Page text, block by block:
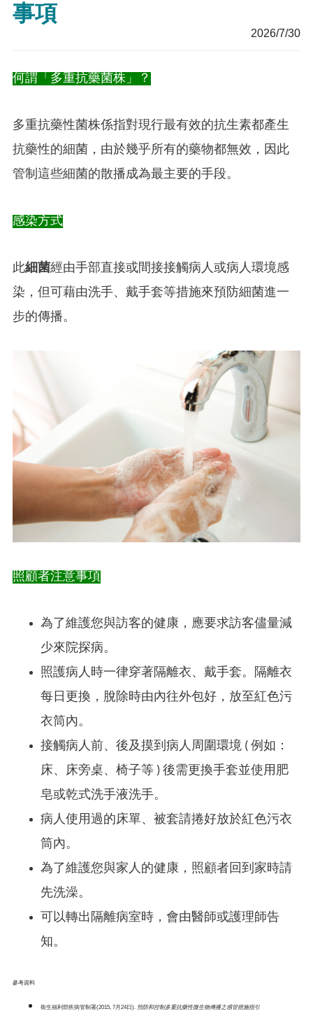
事項
2026/7/30
何謂「多重抗藥菌株」？
多重抗藥性菌株係指對現行最有效的抗生素都產生
抗藥性的細菌，由於幾乎所有的藥物都無效，因此
管制這些細菌的散播成為最主要的手段。
感染方式
此細菌經由手部直接或間接接觸病人或病人環境感
染，但可藉由洗手、戴手套等措施來預防細菌進一
步的傳播。
照顧者注意事項
為了維護您與訪客的健康，應要求訪客儘量減
少來院探病。
照護病人時一律穿著隔離衣、戴手套。隔離衣
每日更換，脫除時由內往外包好，放至紅色污
衣筒內。
接觸病人前、後及摸到病人周圍環境 ( 例如：
床、床旁桌、椅子等 ) 後需更換手套並使用肥
皂或乾式洗手液洗手。
病人使用過的床單、被套請捲好放於紅色污衣
筒內。
為了維護您與家人的健康，照顧者回到家時請
先洗澡。
可以轉出隔離病室時，會由醫師或護理師告
知。
參考資料
衛生福利部疾病管制署(2015, 7月24日). 預防和控制多重抗藥性微生物傳播之感管措施指引